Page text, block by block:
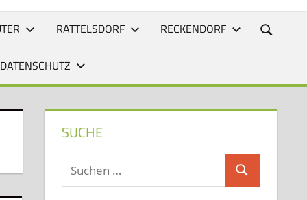
RATTELSDORF RECKENDORF
SUCHE
Suchen
nach:
Suchen